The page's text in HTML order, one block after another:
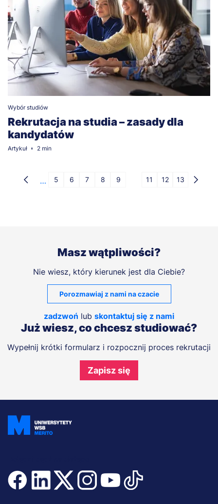
Wybór studiów
Rekrutacja na studia – zasady dla
kandydatów
Artykuł 2 min
Stronicowanie
Poprzednia
… Strona
5
Strona
6
Strona
7
Strona
8
Strona
9
StronaStrona
11
Strona
12
Strona
13
Masz wątpliwości?
Nie wiesz, który kierunek jest dla Ciebie?
Porozmawiaj z nami na czacie
zadzwoń lub skontaktuj się z nami
Już wiesz, co chcesz studiować?
Wypełnij krótki formularz i rozpocznij proces rekrutacji
Zapisz się